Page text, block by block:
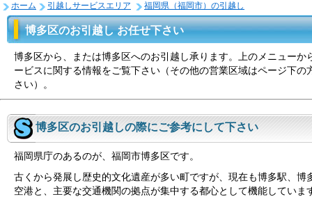
ホーム 引越しサービスエリア 福岡県（福岡市）の引越し
博多区のお引越し お任せ下さい
博多区から、または博多区へのお引越し承ります。上のメニューか
ービスに関する情報をご覧下さい（その他の営業区域はページ下の
さい）。
博多区のお引越しの際にご参考にして下さい
福岡県庁のあるのが、福岡市博多区です。
古くから発展し歴史的文化遺産が多い町ですが、現在も博多駅、博
空港と、主要な交通機関の拠点が集中する都心として機能していま